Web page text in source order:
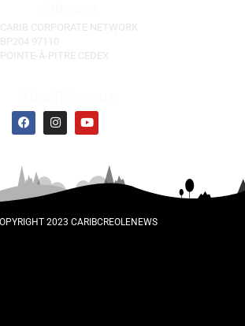
News alert
Pawol Lib
Publiez dans
Mentions Légales
Adresse